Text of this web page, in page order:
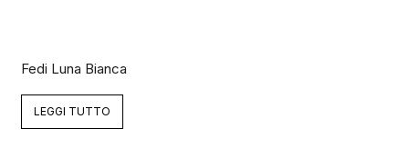
Fedi Luna Bianca
LEGGI TUTTO